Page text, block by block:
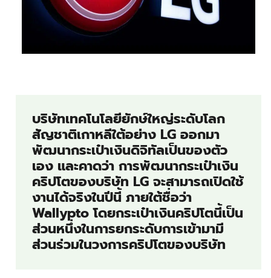
บริษัทเทคโนโลยียักษ์ใหญ่ระดับโลก
สัญชาติเกาหลีใต้อย่าง LG ออกมา
พัฒนากระเป๋าเงินดิจิทัลเป็นของตัว
เอง และคาดว่า การพัฒนากระเป๋าเงิน
คริปโตของบริษัท LG จะสามารถเปิดใช้
งานได้จริงในปีนี้ ภายใต้ชื่อว่า
Wallypto โดยกระเป๋าเงินคริปโตนี้เป็น
ส่วนหนึ่งในการยกระดับการเข้ามามี
ส่วนร่วมในวงการคริปโตของบริษัท